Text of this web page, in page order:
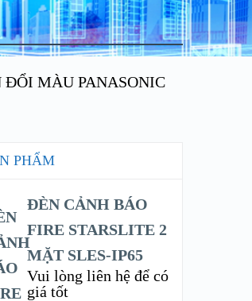
MÀU PANASONIC
PHẨM
ĐÈN CẢNH BÁO
FIRE STARSLITE 2
MẶT SLES-IP65
Vui lòng liên hệ để có
giá tốt